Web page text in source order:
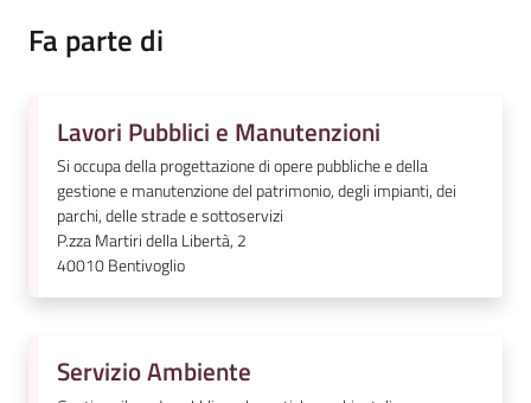
r
eFa parte di
Lavori Pubblici e Manutenzioni
Si occupa della progettazione di opere pubbliche e della
gestione e manutenzione del patrimonio, degli impianti, dei
parchi, delle strade e sottoservizi
P.zza Martiri della Libertà, 2
40010Bentivoglio
Servizio Ambiente